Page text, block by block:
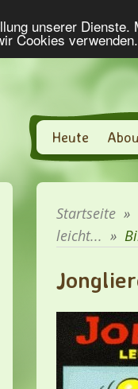
unserer
Cookies
Heute
Startseite »
leicht... »